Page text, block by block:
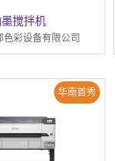
搅拌机
色彩设备有限公司
华南首秀